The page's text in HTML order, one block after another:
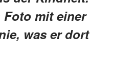
Foto mit einer
was er dort